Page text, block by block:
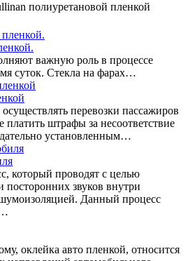
полиуретановой пленкой
важную роль в процессе
суток. Стекла на фарах…
перевозки пассажиров
платить штрафы за несоответствие
установленным…
который проводят с целью
звуков внутри
Данный процесс
оклейка авто пленкой, относится